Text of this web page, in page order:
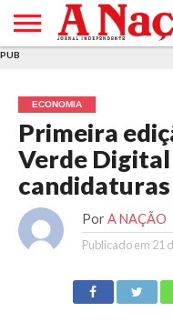
E DE
COOKIES
DE
UTILIZAÇÃO
PUB
ECONOMIA
Primeira
Verde Digital
candidaturas
Por A NAÇÃO
Publicado em 21